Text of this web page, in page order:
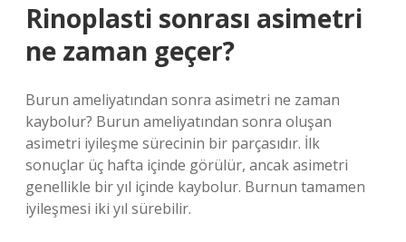
Rinoplasti sonrası asimetri
ne zaman geçer?
Burun ameliyatından sonra asimetri ne zaman
kaybolur? Burun ameliyatından sonra oluşan
asimetri iyileşme sürecinin bir parçasıdır. İlk
sonuçlar üç hafta içinde görülür, ancak asimetri
genellikle bir yıl içinde kaybolur. Burnun tamamen
iyileşmesi iki yıl sürebilir.